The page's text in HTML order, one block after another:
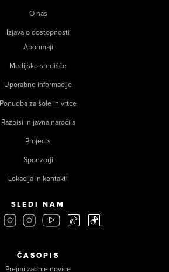
O nas
Izjava o dostopnosti
Abonmaji
Medijsko središče
Uporabne informacije
Ponudba za šole in vrtce
Razpisi in javna naročila
Projects
Sponzorji
Lokacija in kontakti
SLEDI NAM
ČASOPIS
Prejmi zadnje novice